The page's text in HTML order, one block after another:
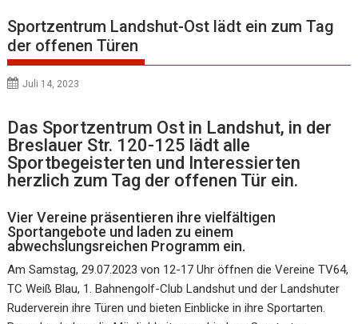
Sportzentrum Landshut-Ost lädt ein zum Tag
der offenen Türen
Juli 14, 2023
Das Sportzentrum Ost in Landshut, in der
Breslauer Str. 120-125 lädt alle
Sportbegeisterten und Interessierten
herzlich zum Tag der offenen Tür ein.
Vier Vereine präsentieren ihre vielfältigen
Sportangebote und laden zu einem
abwechslungsreichen Programm ein.
Am Samstag, 29.07.2023 von 12-17 Uhr öffnen die Vereine TV64,
TC Weiß Blau, 1. Bahnengolf-Club Landshut und der Landshuter
Ruderverein ihre Türen und bieten Einblicke in ihre Sportarten.